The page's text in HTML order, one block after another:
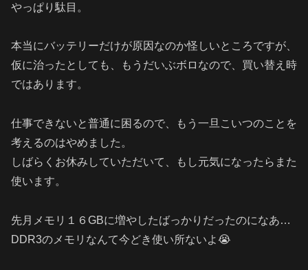
やっぱり駄目。
本当にバッテリーだけが原因なのか怪しいところですが、
仮に治ったとしても、もうだいぶボロなので、買い替え時
ではあります。
仕事できないと普通に困るので、もう一旦こいつのことを
考えるのはやめました。
しばらくお休みしていただいて、もし元気になったらまた
使います。
先月メモリ１６GBに増やしたばっかりだったのになあ…
DDR3のメモリなんて今どき使い所ないよ😭